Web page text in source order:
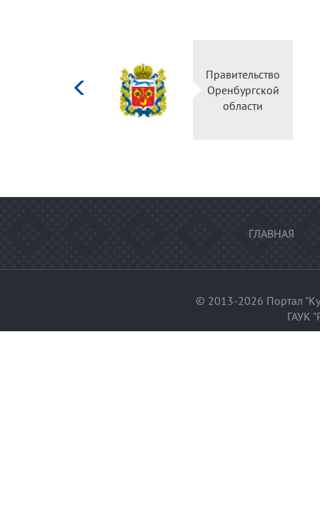
культуры
Российской
Правительство
Оренбургской
области
ГЛАВНАЯ
© 2013-2026 Портал
ГАУК